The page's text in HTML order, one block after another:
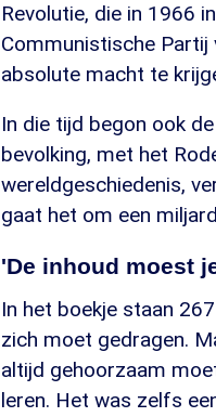
Revolutie, die in 1966
Communistische Partij
absolute macht te
In die tijd begon ook
bevolking, met het
wereldgeschiedenis,
gaat het om een
'De inhoud moest
In het boekje staan
zich moet gedragen.
altijd gehoorzaam
leren. Het was zelfs